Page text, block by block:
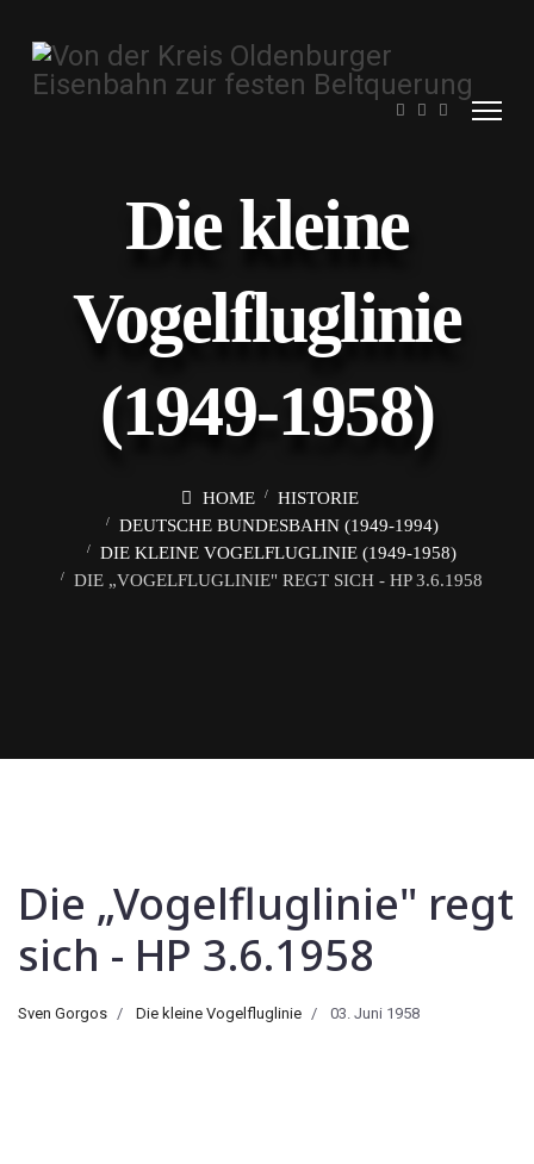
Die kleine
Vogelfluglinie
(1949-1958)
HOME
HISTORIE
DEUTSCHE BUNDESBAHN (1949-1994)
DIE KLEINE VOGELFLUGLINIE (1949-1958)
DIE „VOGELFLUGLINIE" REGT SICH - HP 3.6.1958
Die „Vogelfluglinie" regt
sich - HP 3.6.1958
Sven Gorgos Die kleine Vogelfluglinie 03. Juni 1958